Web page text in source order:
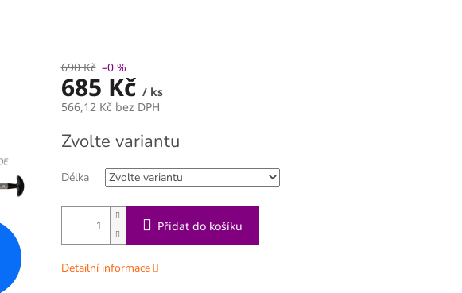
690 Kč –0 %
685 Kč / ks
566,12 Kč bez DPH
cena:
Zvolte variantu
Délka
Přidat do košíku
Detailní informace